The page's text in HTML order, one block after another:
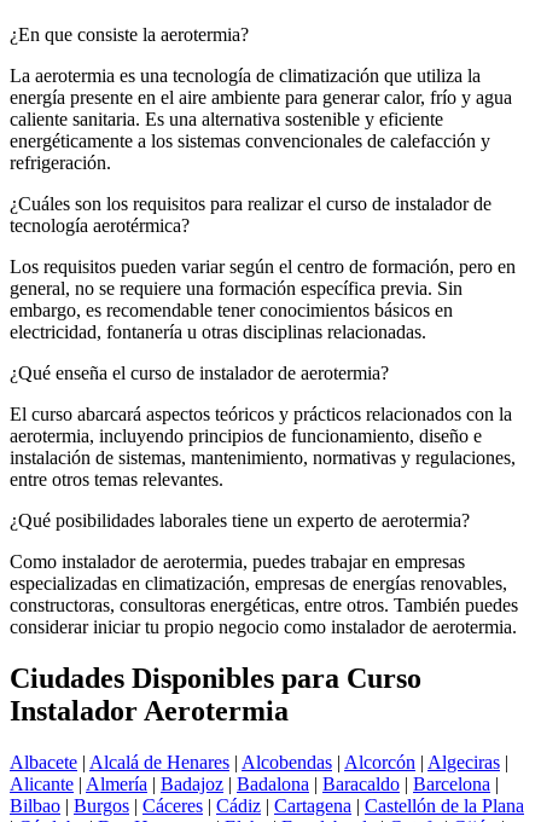
¿En que consiste la aerotermia?
La aerotermia es una tecnología de climatización que utiliza la
energía presente en el aire ambiente para generar calor, frío y agua
caliente sanitaria. Es una alternativa sostenible y eficiente
energéticamente a los sistemas convencionales de calefacción y
refrigeración.
¿Cuáles son los requisitos para realizar el curso de instalador de
tecnología aerotérmica?
Los requisitos pueden variar según el centro de formación, pero en
general, no se requiere una formación específica previa. Sin
embargo, es recomendable tener conocimientos básicos en
electricidad, fontanería u otras disciplinas relacionadas.
¿Qué enseña el curso de instalador de aerotermia?
El curso abarcará aspectos teóricos y prácticos relacionados con la
aerotermia, incluyendo principios de funcionamiento, diseño e
instalación de sistemas, mantenimiento, normativas y regulaciones,
entre otros temas relevantes.
¿Qué posibilidades laborales tiene un experto de aerotermia?
Como instalador de aerotermia, puedes trabajar en empresas
especializadas en climatización, empresas de energías renovables,
constructoras, consultoras energéticas, entre otros. También puedes
considerar iniciar tu propio negocio como instalador de aerotermia.
Ciudades Disponibles para Curso
Instalador Aerotermia
Albacete | Alcalá de Henares | Alcobendas | Alcorcón | Algeciras |
Alicante | Almería | Badajoz | Badalona | Baracaldo | Barcelona |
Bilbao | Burgos | Cáceres | Cádiz | Cartagena | Castellón de la Plana